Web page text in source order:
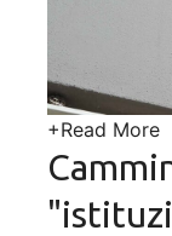
+Read More